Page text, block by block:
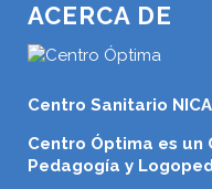
ACERCA DE
Centro Sanitario
Centro Óptima es un
Pedagogía y